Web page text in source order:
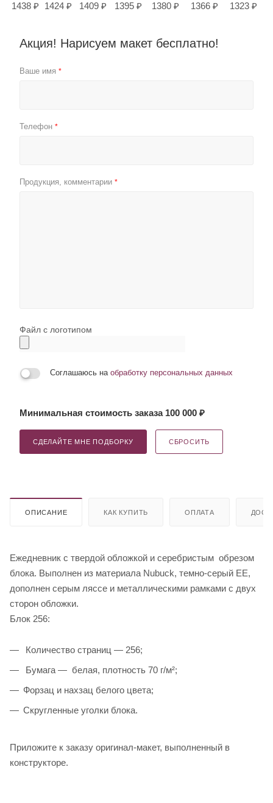
1438 ₽
1424 ₽
1409 ₽
1395 ₽
1380 ₽
1366 ₽
1323 ₽
Акция! Нарисуем макет бесплатно!
Ваше имя *
Телефон *
Продукция, комментарии *
Файл с логотипом
Соглашаюсь на обработку персональных данных
Минимальная стоимость заказа 100 000 ₽
СДЕЛАЙТЕ МНЕ ПОДБОРКУ СБРОСИТЬ
ОПИСАНИЕ КАК КУПИТЬ ОПЛАТА
Ежедневник с твердой обложкой и серебристым обрезом
блока. Выполнен из материала Nubuck, темно-серый ЕЕ,
дополнен серым ляссе и металлическими рамками с двух
сторон обложки.
Блок 256:
Количество страниц — 256;
Бумага — белая, плотность 70 г/м²;
Форзац и нахзац белого цвета;
Cкругленные уголки блока.
Приложите к заказу оригинал-макет, выполненный в
конструкторе.